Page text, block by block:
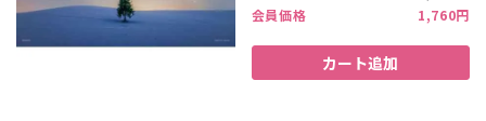
会員価格
1,760円
カート追加